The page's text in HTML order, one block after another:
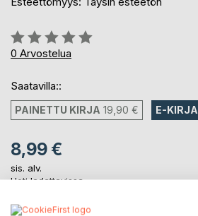
Arvostelu::
0%
0 Arvostelua
Saatavilla::
PAINETTU KIRJA 19,90 € E-KIRJA
8,99 €
sis. alv.
Heti ladattavissa